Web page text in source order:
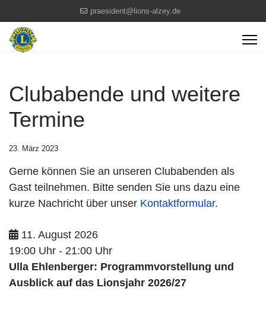
praesident@lions-alzey.de
Clubabende und weitere
Termine
23. März 2023
Gerne können Sie an unseren Clubabenden als
Gast teilnehmen. Bitte senden Sie uns dazu eine
kurze Nachricht über unser Kontaktformular.
11. August 2026
19:00 Uhr - 21:00 Uhr
Ulla Ehlenberger: Programmvorstellung und
Ausblick auf das Lionsjahr 2026/27